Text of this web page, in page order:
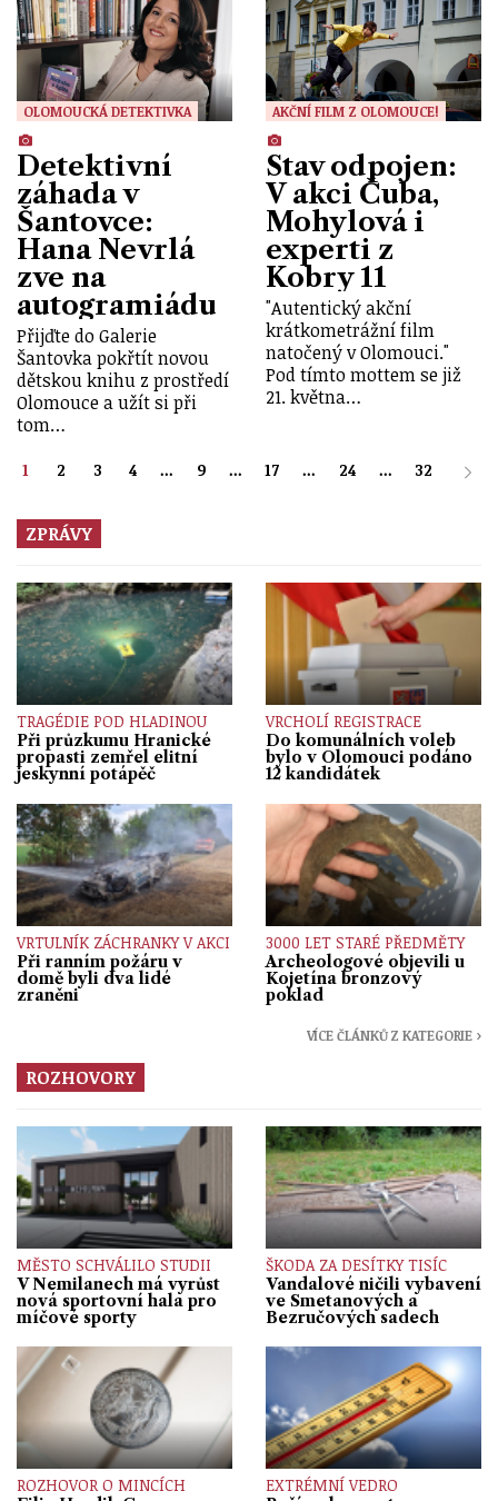
OLOMOUCKÁ DETEKTIVKA
Detektivní
záhada v
Šantovce:
Hana Nevrlá
zve na
autogramiádu
Přijďte do Galerie
Šantovka pokřtít novou
dětskou knihu z prostředí
Olomouce a užít si při
tom…
AKČNÍ FILM Z OLOMOUCE!
Stav odpojen:
V akci Čuba,
Mohylová i
experti z
Kobry 11
"Autentický akční
krátkometrážní film
natočený v Olomouci."
Pod tímto mottem se již
21. května…
1 2 3 4 ... 9 ... 17 ... 24 ... 32
ZPRÁVY
TRAGÉDIE POD HLADINOU
Při průzkumu Hranické
propasti zemřel elitní
jeskynní potápěč
VRCHOLÍ REGISTRACE
Do komunálních voleb
bylo v Olomouci podáno
12 kandidátek
VRTULNÍK ZÁCHRANKY V AKCI
Při ranním požáru v
domě byli dva lidé
zraněni
3000 LET STARÉ PŘEDMĚTY
Archeologové objevili u
Kojetína bronzový
poklad
VÍCE ČLÁNKŮ Z KATEGORIE ›
ROZHOVORY
MĚSTO SCHVÁLILO STUDII
V Nemilanech má vyrůst
nová sportovní hala pro
míčové sporty
ŠKODA ZA DESÍTKY TISÍC
Vandalové ničili vybavení
ve Smetanových a
Bezručových sadech
ROZHOVOR O MINCÍCH EXTRÉMNÍ VEDRO